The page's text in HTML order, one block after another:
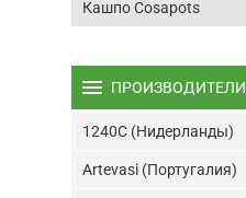
Кашпо Cosapots
menu ПРОИЗВОДИТЕЛИ
1240C (Нидерланды)
Artevasi (Португалия)